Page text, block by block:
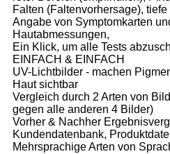
Falten (Faltenvorhersage),
Angabe von Symptomkarten
Hautabmessungen,
Ein Klick, um alle Tests
EINFACH & EINFACH
UV-Lichtbilder - machen
Haut sichtbar
Vergleich durch 2 Arten von
gegen alle anderen 4 Bilder)
Vorher & Nachher
Kundendatenbank,
Mehrsprachige Arten von